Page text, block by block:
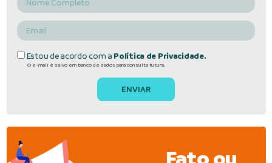
Estou de acordo com a Política de Privacidade.
O e-mail é salvo em banco de dados para consulta futura.